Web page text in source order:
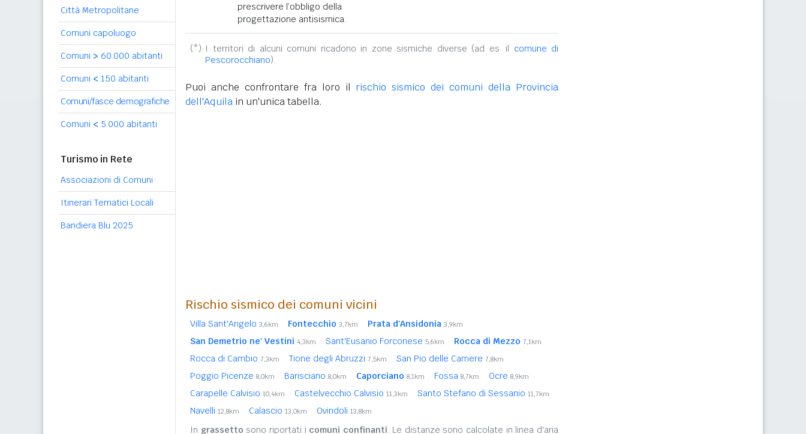
Città Metropolitane
Comuni capoluogo
Comuni > 60.000 abitanti
Comuni < 150 abitanti
Comuni/fasce demografiche
Comuni < 5.000 abitanti
Turismo in Rete
Associazioni di Comuni
Itinerari Tematici Locali
Bandiera Blu 2025
prescrivere l’obbligo della
progettazione antisismica.
(*): I territori di alcuni comuni ricadono in zone sismiche diverse (ad es. il comune di
Pescorocchiano).
Puoi anche confrontare fra loro il rischio sismico dei comuni della Provincia
dell'Aquila in un'unica tabella.
Rischio sismico dei comuni vicini
Villa Sant'Angelo 3,6km Fontecchio 3,7km Prata d'Ansidonia 3,9km
San Demetrio ne' Vestini 4,3km Sant'Eusanio Forconese 5,6km Rocca di Mezzo 7,1km
Rocca di Cambio 7,3km Tione degli Abruzzi 7,5km San Pio delle Camere 7,8km
Poggio Picenze 8,0km Barisciano 8,0km Caporciano 8,1km Fossa 8,7km Ocre 8,9km
Carapelle Calvisio 10,4km Castelvecchio Calvisio 11,3km Santo Stefano di Sessanio 11,7km
Navelli 12,8km Calascio 13,0km Ovindoli 13,8km
In grassetto sono riportati i comuni confinanti. Le distanze sono calcolate in linea d'aria